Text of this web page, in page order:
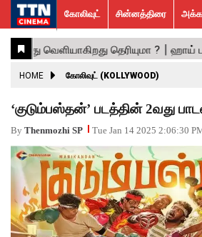
கோலிவுட்
சின்னத்திரை
பாலிவுட்
ஹாலிவுட்
அக்கம்
பக்கம்
ஸ்பெஷல்
ஸ்டோரீஸ்
விமர்சனம்
GALLERY
ACTRESS
ACTORS
MOVIESTILLS
EVENTS
VIDEOS
What’s
Hot
Trending
News
கோலிவுட் சின்னத்திரை
HOME கோலிவுட் (KOLLYWOOD)
‘குடும்பஸ்தன்’ படத்தின் 2வது
By Thenmozhi SP Tue Jan 14 2025 2:06:30